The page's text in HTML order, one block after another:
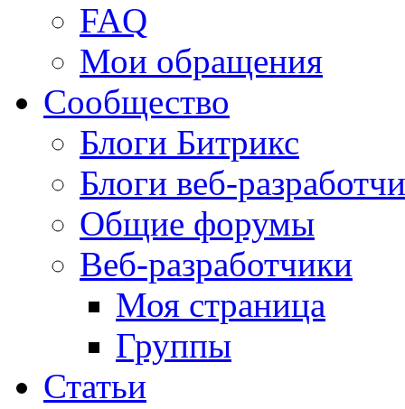
FAQ
Мои обращения
Сообщество
Блоги Битрикс
Блоги веб-
Общие форумы
Веб-разработчики
Моя страница
Группы
Статьи